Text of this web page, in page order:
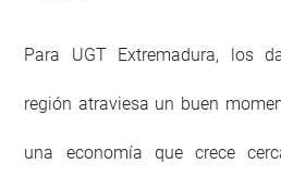
Para UGT Extremadura, los
región atraviesa un buen
una economía que crece